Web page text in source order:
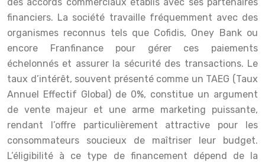
financiers. La société travaille fréquemment avec des
organismes reconnus tels que Cofidis, Oney Bank ou
encore Franfinance pour gérer ces paiements
échelonnés et assurer la sécurité des transactions. Le
taux d’intérêt, souvent présenté comme un TAEG (Taux
Annuel Effectif Global) de 0%, constitue un argument
de vente majeur et une arme marketing puissante,
rendant l’offre particulièrement attractive pour les
consommateurs soucieux de maîtriser leur budget.
L’éligibilité à ce type de financement dépend de la